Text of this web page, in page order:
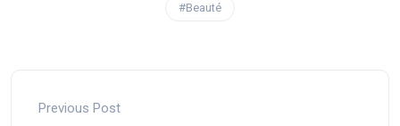
#Beauté
Previous Post